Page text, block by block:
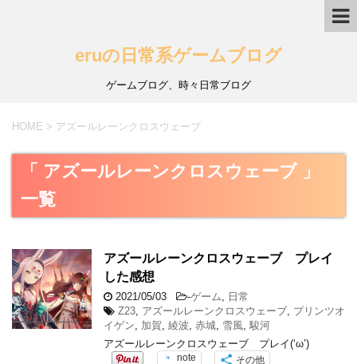
eruの日常系ゲームブログ
ゲームブログ、時々日常ブログ
HOME > アズールレーンクロスウェーブ
「 アズールレーンクロスウェーブ 」
一覧
アズールレーンクロスウェーブ プレイ
した感想
2021/05/03 -ゲーム
日常
Z23 アズールレーンクロスウェーブ プリンツオ
イゲン
加賀 綾波 赤城 雪風 駿河
アズールレーンクロスウェーブ プレイ(‘ω’)
note その他